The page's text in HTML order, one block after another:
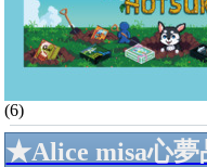
(6)
★Alice misa心夢